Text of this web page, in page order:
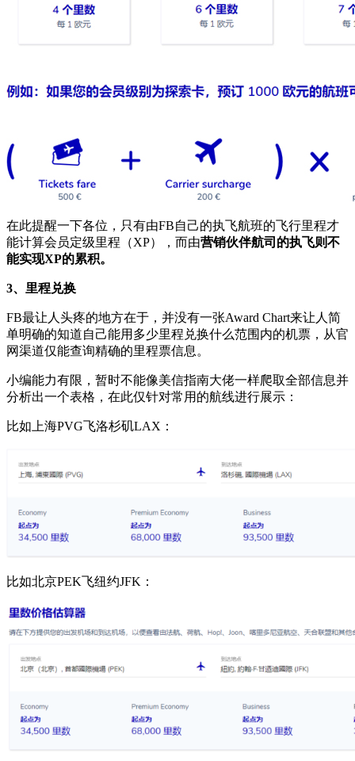
在此提醒一下各位，只有由FB自己的执飞航班的飞行里程才
能计算会员定级里程（XP），而由营销伙伴航司的执飞则不
能实现XP的累积。
3、里程兑换
FB最让人头疼的地方在于，并没有一张Award Chart来让人简
单明确的知道自己能用多少里程兑换什么范围内的机票，从官
网渠道仅能查询精确的里程票信息。
小编能力有限，暂时不能像美信指南大佬一样爬取全部信息并
分析出一个表格，在此仅针对常用的航线进行展示：
比如上海PVG飞洛杉矶LAX：
比如北京PEK飞纽约JFK：